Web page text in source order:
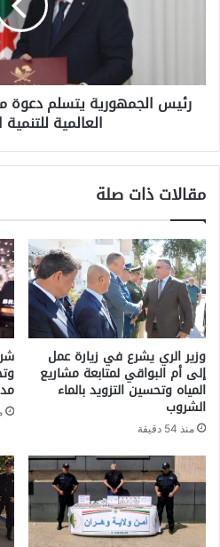
القمة
العالمية
رئيس الجمهورية يتسلم دعوة
العالمية للتنمية
مقالات ذات صلة
وزير الري يشرع في زيارة عمل
إلى أم البواقي لمتابعة مشاريع
المياه وتحسين التزويد بالماء
الشروب
منذ 54 دقيقة